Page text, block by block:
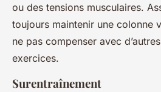
ou des tensions musculaires.
toujours maintenir une colonne
ne pas compenser avec
exercices.
Surentraînement